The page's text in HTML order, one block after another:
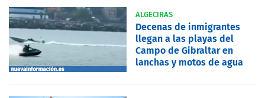
ALGECIRAS
Decenas de inmigrantes
llegan a las playas del
Campo de Gibraltar en
lanchas y motos de agua